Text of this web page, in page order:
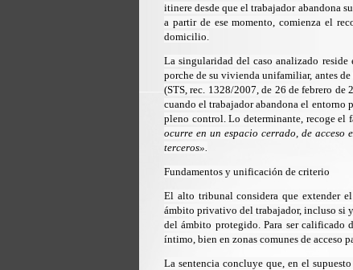
itinere desde que el trabajador abandona
a partir de ese momento, comienza el
domicilio.
La singularidad del caso analizado
porche de su vivienda unifamiliar, antes
(STS, rec. 1328/2007, de 26 de febrero
cuando el trabajador abandona el entorno
pleno control. Lo determinante, recoge el
ocurre en un espacio cerrado, de
terceros».
Fundamentos y unificación de criterio
El alto tribunal considera que extender
ámbito privativo del trabajador, incluso si
del ámbito protegido. Para ser
íntimo, bien en zonas comunes de acceso
La sentencia concluye que, en el